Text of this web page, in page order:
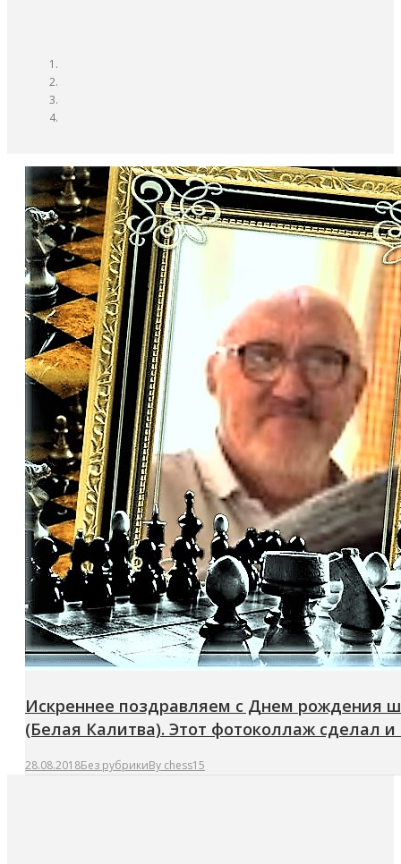
Искреннее поздравляем с Днем рождения
(Белая Калитва). Этот фотоколлаж сделал
28.08.2018Без рубрикиBy chess15